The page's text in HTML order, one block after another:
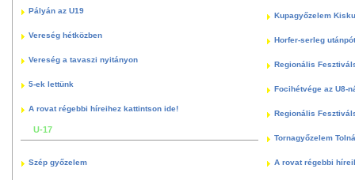
Pályán az U19
Vereség hétközben
Vereség a tavaszi nyitányon
5-ek lettünk
A rovat régebbi híreihez kattintson ide!
U-17
Szép győzelem
Kupagyőzelem
Horfer-serleg
Regionális
Focihétvége az U8-
Regionális
Tornagyőzelem
A rovat régebbi